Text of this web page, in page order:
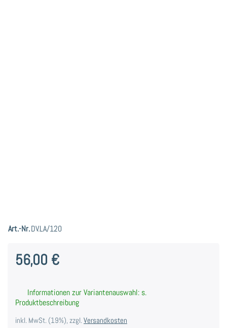
Art.-Nr.DV.LA/120
56,00 €
Informationen zur Variantenauswahl: s.
Produktbeschreibung
inkl. MwSt. (19%), zzgl.Versandkosten